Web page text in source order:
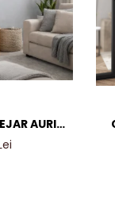
AURIU
LIVING